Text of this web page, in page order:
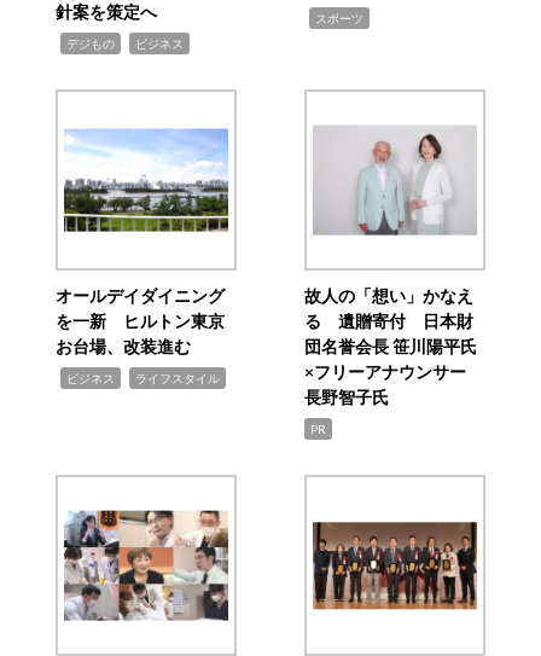
針案を策定へ
デジもの ビジネス
スポーツ
オールデイダイニング
を一新 ヒルトン東京
お台場、改装進む
ビジネス ライフスタイル
故人の「想い」かなえ
る 遺贈寄付 日本財
団名誉会長 笹川陽平氏
×フリーアナウンサー
長野智子氏
PR